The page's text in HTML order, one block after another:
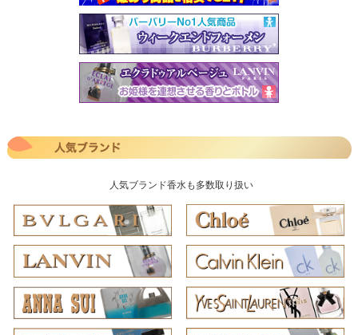
人気ブランド香水も多数取り扱い